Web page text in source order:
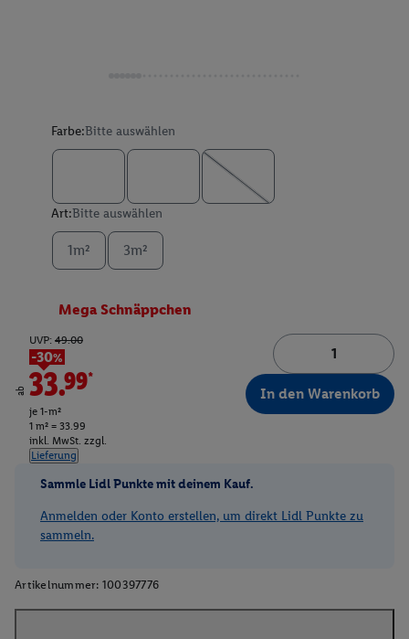
Farbe:Bitte auswählen
Art:Bitte auswählen
1m² 3m²
Mega Schnäppchen
ab
UVP: 49.00
-30%
33.99*
je 1-m²
1 m² = 33.99
inkl. MwSt. zzgl.
Lieferung
In den Warenkorb
Sammle Lidl Punkte mit deinem Kauf.
Anmelden oder Konto erstellen, um direkt Lidl Punkte zu
sammeln.
Artikelnummer: 100397776